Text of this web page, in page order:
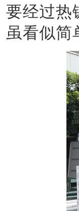
要经过热
虽看似简